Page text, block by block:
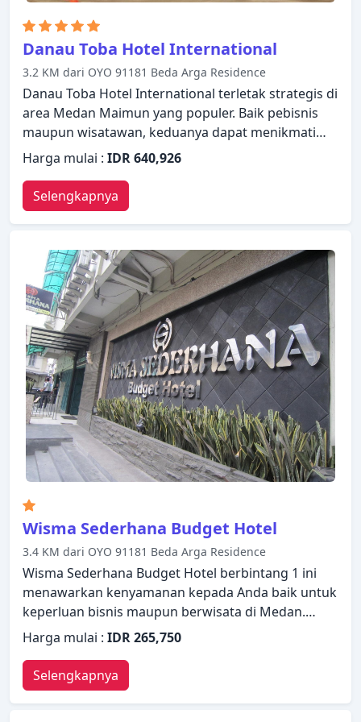
Danau Toba Hotel International
3.2 KM dari OYO 91181 Beda Arga Residence
Danau Toba Hotel International terletak strategis di
area Medan Maimun yang populer. Baik pebisnis
maupun wisatawan, keduanya dapat menikmati
fasilitas dan layanan hotel. Fasilitas-fasilitas seperti
layanan kamar 24 jam, WiFi gratis di semua kamar,
resepsionis 24 jam, penyimpanan barang, Wi-fi di
tempat umum tersedia untuk Anda nikmati. Setiap
kamar didesain dengan elegan dan dilengkapi
dengan fasilitas yang berguna. Suasana tenang di
hotel ini meluas hingga fasilitas rekreasinya yang
meliputi pusat kebugaran, sauna, kolam renang
luar ruangan, pijat, kolam renang anak. Dengan
layanan handal dan staf profesional, Danau Toba
Hotel International memenuhi kebutuhan Anda.
Harga mulai : IDR 640,926
Selengkapnya
Wisma Sederhana Budget Hotel
3.4 KM dari OYO 91181 Beda Arga Residence
Wisma Sederhana Budget Hotel berbintang 1 ini
menawarkan kenyamanan kepada Anda baik untuk
keperluan bisnis maupun berwisata di Medan.
Hotel ini menawarkan berbagai layanan dan
fasilitas yang dirancang untuk memberikan
kenyamanan dan kemudahan kepada para tamu.
Layanan kamar 24 jam, WiFi gratis di semua kamar,
Wi-fi di tempat umum, tempat parkir mobil, layanan
Harga mulai : IDR 265,750
Selengkapnya